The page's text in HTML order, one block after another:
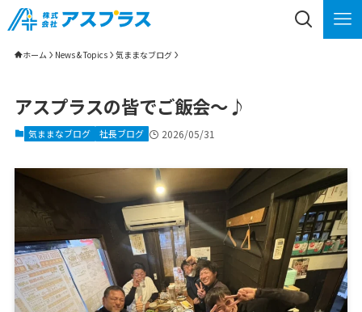
ホーム News & Topics 気ままなブログ
アスプラスの皆でご飯会～♪
気ままなブログ 社長ブログ 2026/05/31